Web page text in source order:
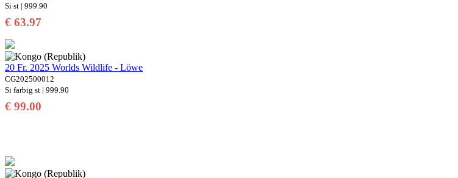
Si st | 999.90
€ 63.97
20 Fr. 2025 Worlds Wildlife - Löwe
CG202500012
Si farbig st | 999.90
€ 99.00